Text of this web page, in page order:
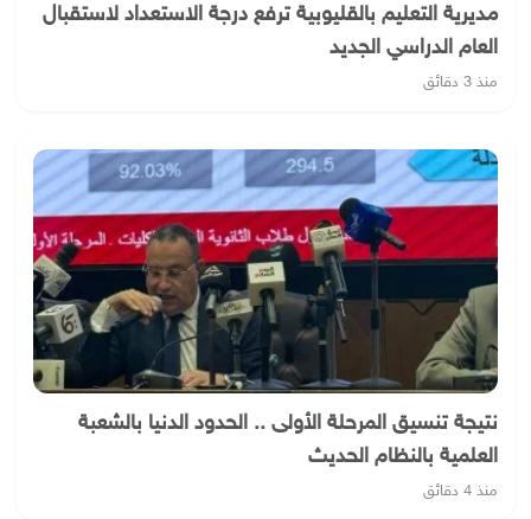
مديرية التعليم بالقليوبية ترفع درجة الاستعداد لاستقبال
العام الدراسي الجديد
منذ 3 دقائق
نتيجة تنسيق المرحلة الأولى .. الحدود الدنيا بالشعبة
العلمية بالنظام الحديث
منذ 4 دقائق